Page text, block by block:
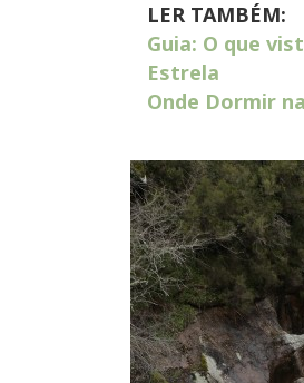
LER TAMBÉM:
Guia: O que
Estrela
Onde Dormir